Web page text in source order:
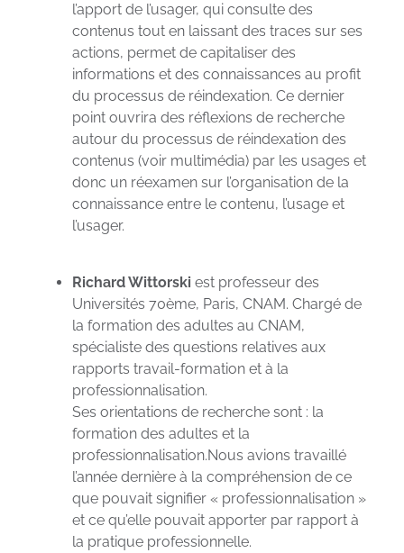
l’apport de l’usager, qui consulte des
contenus tout en laissant des traces sur ses
actions, permet de capitaliser des
informations et des connaissances au profit
du processus de réindexation. Ce dernier
point ouvrira des réflexions de recherche
autour du processus de réindexation des
contenus (voir multimédia) par les usages et
donc un réexamen sur l’organisation de la
connaissance entre le contenu, l’usage et
l’usager.
Richard Wittorski est professeur des
Universités 70ème, Paris, CNAM. Chargé de
la formation des adultes au CNAM,
spécialiste des questions relatives aux
rapports travail-formation et à la
professionnalisation.
Ses orientations de recherche sont : la
formation des adultes et la
professionnalisation.Nous avions travaillé
l’année dernière à la compréhension de ce
que pouvait signifier « professionnalisation »
et ce qu’elle pouvait apporter par rapport à
la pratique professionnelle.